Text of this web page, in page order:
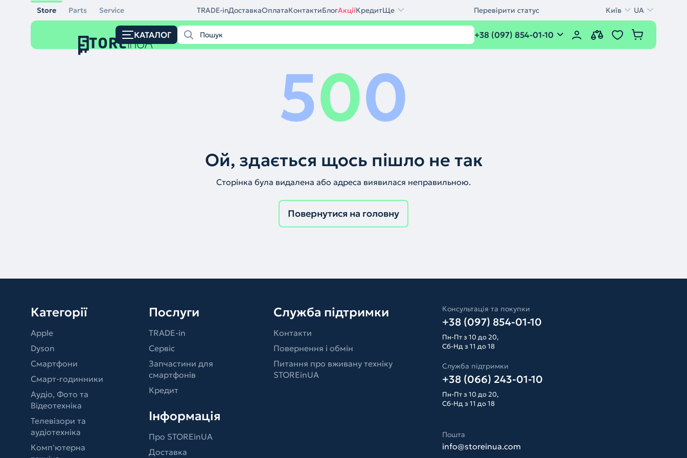
Store Parts Service TRADE-inДоставкаОплатаКонтактиБлогАкціїКредитЩе Перевірити статус Київ UA
КАТАЛОГ +38 (097) 854-01-10
500
Ой, здається щось пішло не так
Сторінка була видалена або адреса виявилася неправильною.
Повернутися на головну
Категорії
Apple
Dyson
Смартфони
Смарт-годинники
Аудіо, Фото та
Відеотехніка
Телевізори та
аудіотехніка
Комп'ютерна
Послуги
TRADE-in
Сервіс
Запчастини для
смартфонів
Кредит
Інформація
Про STOREinUA
Доставка
Служба підтримки
Контакти
Повернення і обмін
Питання про вживану техніку
STOREinUA
Консультація та покупки
+38 (097) 854-01-10
Пн-Пт з 10 до 20,
Сб-Нд з 11 до 18
Служба підтримки
+38 (066) 243-01-10
Пн-Пт з 10 до 20,
Сб-Нд з 11 до 18
Пошта
info@storeinua.com